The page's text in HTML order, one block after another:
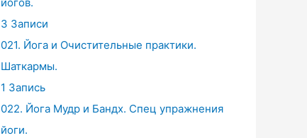
3 Записи
021. Йога и Очистительные практики.
Шаткармы.
1 Запись
022. Йога Мудр и Бандх. Спец упражнения
йоги.